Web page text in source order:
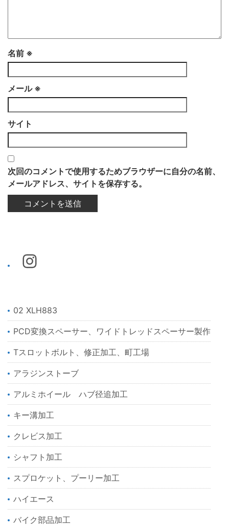
名前 ※
メール ※
サイト
次回のコメントで使用するためブラウザーに自分の名前、
メールアドレス、サイトを保存する。
02 XLH883
PCD変換スペーサー、ワイドトレッドスペーサー製作
Tスロットボルト、修正加工、町工場
アラジンストーブ
アルミホイール ハブ径追加工
キー溝加工
クレビス加工
シャフト加工
スプロケット、プーリー加工
ハイエース
バイク部品加工